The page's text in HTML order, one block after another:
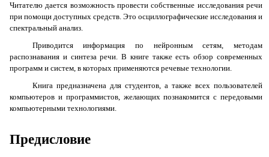
Читателю дается возможность провести собственные исследования речи
при помощи доступных средств. Это осциллографические исследования и
спектральный анализ.
Приводится информация по нейронным сетям, методам
распознавания и синтеза речи. В книге также есть обзор современных
программ и систем, в которых применяются речевые технологии.
Книга предназначена для студентов, а также всех пользователей
компьютеров и программистов, желающих познакомится с передовыми
компьютерными технологиями.
Предисловие